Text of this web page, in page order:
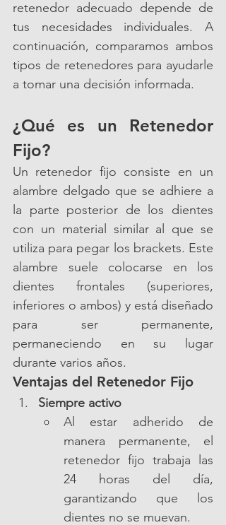
retenedor adecuado depende de
tus necesidades individuales. A
continuación, comparamos ambos
tipos de retenedores para ayudarle
a tomar una decisión informada.
¿Qué es un Retenedor
Fijo?
Un retenedor fijo consiste en un
alambre delgado que se adhiere a
la parte posterior de los dientes
con un material similar al que se
utiliza para pegar los brackets. Este
alambre suele colocarse en los
dientes frontales (superiores,
inferiores o ambos) y está diseñado
para ser permanente,
permaneciendo en su lugar
durante varios años.
Ventajas del Retenedor Fijo
Siempre activo
Al estar adherido de
manera permanente, el
retenedor fijo trabaja las
24 horas del día,
garantizando que los
dientes no se muevan.